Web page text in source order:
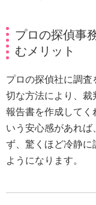
プロの探偵事
むメリット
プロの探偵社に調
切な方法により、裁
報告書を作成してく
いう安心感があれば
ず、驚くほど冷静に
ようになります。